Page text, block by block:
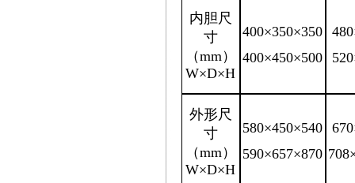
内胆尺
寸
（mm）
W×D×H
400×350×350
400×450×500
外形尺
寸
（mm）
W×D×H
580×450×540
590×657×870